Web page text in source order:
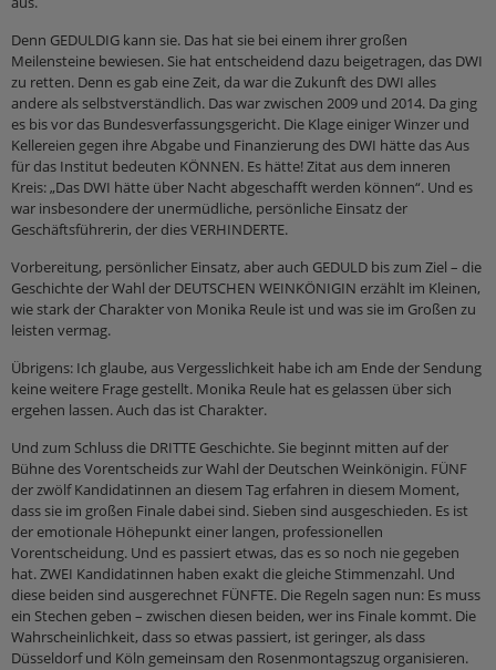
Denn GEDULDIG kann sie. Das hat sie bei einem ihrer großen
Meilensteine bewiesen. Sie hat entscheidend dazu beigetragen, das DWI
zu retten. Denn es gab eine Zeit, da war die Zukunft des DWI alles
andere als selbstverständlich. Das war zwischen 2009 und 2014. Da ging
es bis vor das Bundesverfassungsgericht. Die Klage einiger Winzer und
Kellereien gegen ihre Abgabe und Finanzierung des DWI hätte das Aus
für das Institut bedeuten KÖNNEN. Es hätte! Zitat aus dem inneren
Kreis: „Das DWI hätte über Nacht abgeschafft werden können“. Und es
war insbesondere der unermüdliche, persönliche Einsatz der
Geschäftsführerin, der dies VERHINDERTE.
Vorbereitung, persönlicher Einsatz, aber auch GEDULD bis zum Ziel – die
Geschichte der Wahl der DEUTSCHEN WEINKÖNIGIN erzählt im Kleinen,
wie stark der Charakter von Monika Reule ist und was sie im Großen zu
leisten vermag.
Übrigens: Ich glaube, aus Vergesslichkeit habe ich am Ende der Sendung
keine weitere Frage gestellt. Monika Reule hat es gelassen über sich
ergehen lassen. Auch das ist Charakter.
Und zum Schluss die DRITTE Geschichte. Sie beginnt mitten auf der
Bühne des Vorentscheids zur Wahl der Deutschen Weinkönigin. FÜNF
der zwölf Kandidatinnen an diesem Tag erfahren in diesem Moment,
dass sie im großen Finale dabei sind. Sieben sind ausgeschieden. Es ist
der emotionale Höhepunkt einer langen, professionellen
Vorentscheidung. Und es passiert etwas, das es so noch nie gegeben
hat. ZWEI Kandidatinnen haben exakt die gleiche Stimmenzahl. Und
diese beiden sind ausgerechnet FÜNFTE. Die Regeln sagen nun: Es muss
ein Stechen geben – zwischen diesen beiden, wer ins Finale kommt. Die
Wahrscheinlichkeit, dass so etwas passiert, ist geringer, als dass
Düsseldorf und Köln gemeinsam den Rosenmontagszug organisieren.